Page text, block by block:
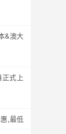
式上
,最低